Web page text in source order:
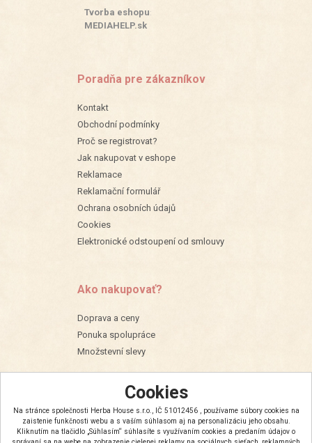
Cookies
Na stránce společnosti Herba House s.r.o., IČ 51012456 , používame súbory cookies na
zaistenie funkčnosti webu a s vaším súhlasom aj na personalizáciu jeho obsahu.
Kliknutím na tlačidlo „Súhlasím“ súhlasíte s využívaním cookies a predaním údajov o
Tvorba eshopu:
MEDIAHELP.sk
Poradňa pre zákazníkov
Kontakt
Obchodní podmínky
Proč se registrovat?
Jak nakupovat v eshope
Reklamace
Reklamační formulář
Ochrana osobních údajů
Cookies
Elektronické odstoupení od smlouvy
Ako nakupovať?
Doprava a ceny
Ponuka spolupráce
Množstevní slevy